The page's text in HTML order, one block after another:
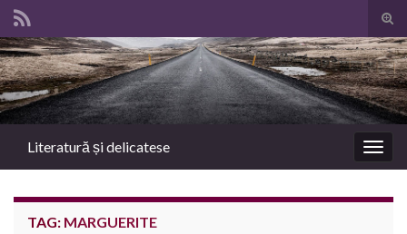
Search for:
Literatură și delicatese
TAG: MARGUERITE